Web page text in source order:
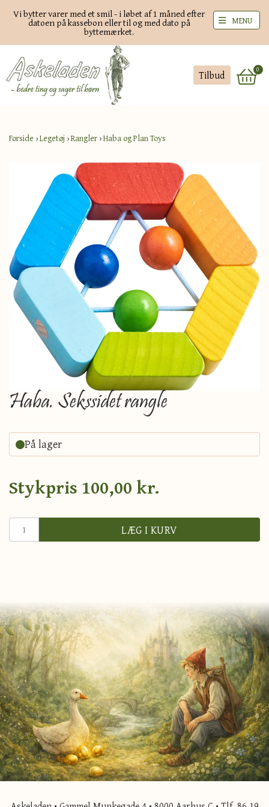
Vi bytter varer med et smil - i løbet af 1 måned efter
datoen på kassebon eller til og med dato på
byttemærket.
Tilbud 0
MENU
Forside ›Legetøj ›Rangler ›Haba og Plan Toys
Haba. Sekssidet rangle
På lager
Stykpris 100,00 kr.
LÆG I KURV